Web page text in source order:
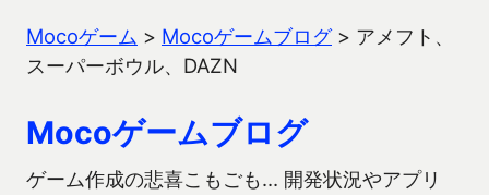
Mocoゲーム > Mocoゲームブログ> アメフト、
スーパーボウル、DAZN
Mocoゲームブログ
ゲーム作成の悲喜こもごも… 開発状況やアプリ